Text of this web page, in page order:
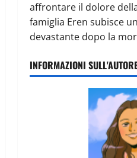
affrontare il dolore
famiglia Eren subisce
devastante dopo la
INFORMAZIONI